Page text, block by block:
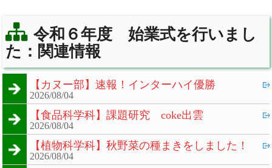
令和６年度 始業式を行いまし
た：関連情報
【カヌー部】速報！インターハイ優勝
2026/08/04
【食品科学科】課題研究 coke出雲
2026/08/04
【植物科学科】秋野菜の種まきをしました！
2026/08/04